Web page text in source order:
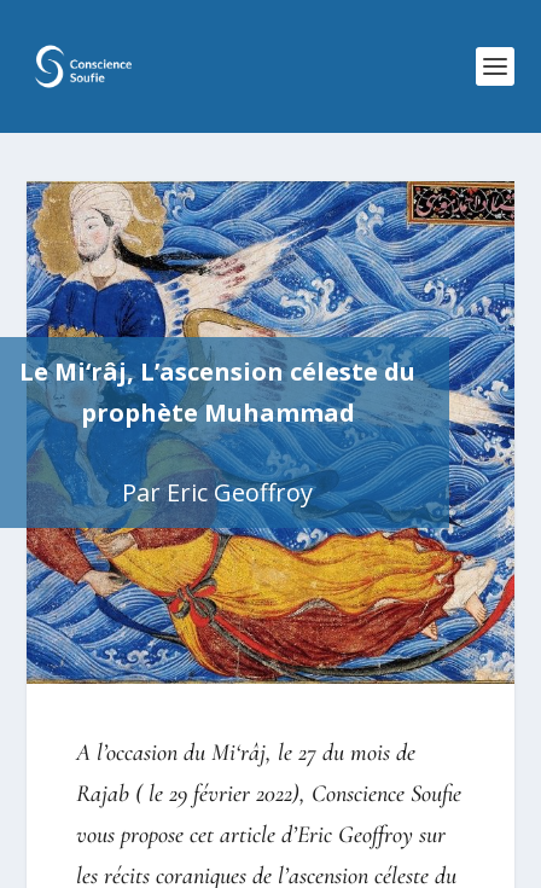
Le Mi‘râj,L’ascension céleste du
prophète Muhammad
Par Eric Geoffroy
A l’occasion du Mi‘râj, le 27 du mois de
Rajab ( le 29 février 2022), Conscience Soufie
vous propose cet article d’Eric Geoffroy sur
les récits coraniques de l’ascension céleste du